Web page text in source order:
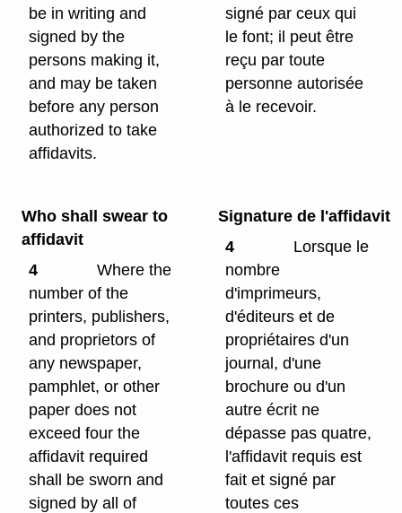
be in writing and
signed by the
persons making it,
and may be taken
before any person
authorized to take
affidavits.
signé par ceux qui
le font; il peut être
reçu par toute
personne autorisée
à le recevoir.
Who shall swear to
affidavit
4
Where the
number of the
printers, publishers,
and proprietors of
any newspaper,
pamphlet, or other
paper does not
exceed four the
affidavit required
shall be sworn and
signed by all of
Signature de l'affidavit
4
Lorsque le
nombre
d'imprimeurs,
d'éditeurs et de
propriétaires d'un
journal, d'une
brochure ou d'un
autre écrit ne
dépasse pas quatre,
l'affidavit requis est
fait et signé par
toutes ces